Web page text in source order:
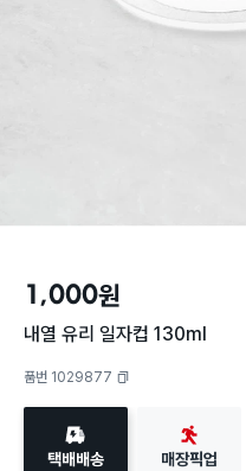
1,000원
내열 유리 일자컵 130ml
품번 1029877
택배배송 매장픽업